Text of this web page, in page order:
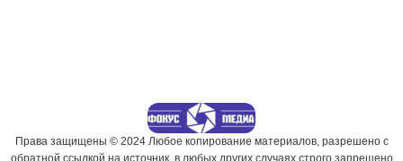
Права защищены © 2024 Любое копирование материалов, разрешено с
обратной ссылкой на источник, в любых других случаях строго запрещено